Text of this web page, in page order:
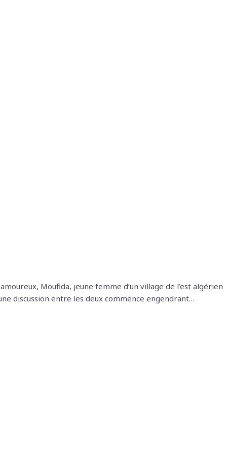
Moufida, jeune femme d’un village de l’est algérien
discussion entre les deux commence engendrant…